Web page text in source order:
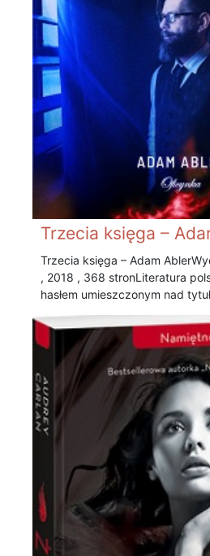
Trzecia księga –
Trzecia księga – Adam Abler
, 2018 , 368 stronLiteratura
hasłem umieszczonym nad